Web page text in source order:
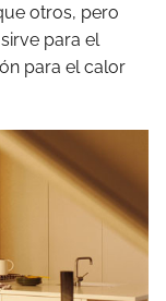
otros, pero
para el
para el calor